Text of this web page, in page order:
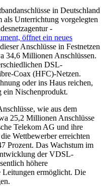
in Deutschland
als Unterrichtung vorgelegten
-
öffnet ein neues
Anschlüsse in Festnetzen
34,6 Millionen Anschlüssen.
DSL-
Coax (HFC)-Netzen.
oder ins Haus reichen,
ein Nischenprodukt.
wie aus dem
25,2 Millionen Anschlüsse
Telekom AG und ihre
Wettbewerber erreichten
Prozent. Das Wachstum im
der VDSL-
höhere
Leitungen ermöglicht. Die